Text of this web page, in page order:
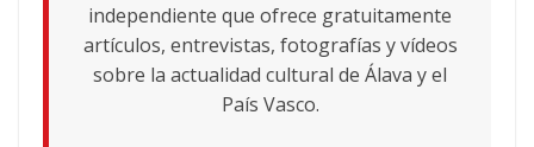
independiente que ofrece gratuitamente
artículos, entrevistas, fotografías y vídeos
sobre la actualidad cultural de Álava y el
País Vasco.